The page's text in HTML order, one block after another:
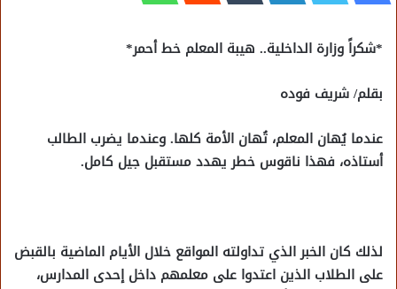
*شكراً وزارة الداخلية.. هيبة المعلم خط أحمر*
بقلم/ شريف فوده
عندما يُهان المعلم، تُهان الأمة كلها. وعندما يضرب الطالب
أستاذه، فهذا ناقوس خطر يهدد مستقبل جيل كامل.
لذلك كان الخبر الذي تداولته المواقع خلال الأيام الماضية بالقبض
على الطلاب الذين اعتدوا على معلمهم داخل إحدى المدارس،